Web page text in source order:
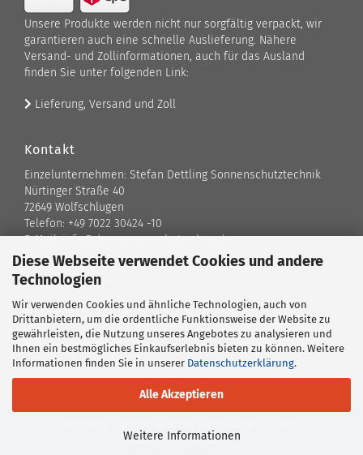
Diese Webseite verwendet Cookies und andere
Technologien
Wir verwenden Cookies und ähnliche Technologien, auch von
Drittanbietern, um die ordentliche Funktionsweise der Website zu
gewährleisten, die Nutzung unseres Angebotes zu analysieren und
Ihnen ein bestmögliches Einkaufserlebnis bieten zu können. Weitere
Informationen finden Sie in unserer Datenschutzerklärung.
Alle Akzeptieren
Weitere Informationen
Unsere Produkte werden nicht nur sorgfältig verpackt, wir
garantieren auch eine schnelle Auslieferung. Nähere
Versand- und Zollinformationen, auch für das Ausland
finden Sie unter folgenden Link:
Lieferung, Versand und Zoll
Kontakt
Einzelunternehmen: Stefan Dettling Sonnenschutztechnik
Nürtinger Straße 40
72649 Wolfschlugen
Telefon: +49 7022 30424 -10
E-Mail: info@der-sonnenschutz-shop.de
Kontaktformular
Standort
Ansprechpartner
Cookie Einstellungen